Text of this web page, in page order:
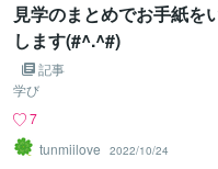
見学のまとめでお手紙を
します(#^.^#)
記事
学び
7
tunmiilove
2022/10/24